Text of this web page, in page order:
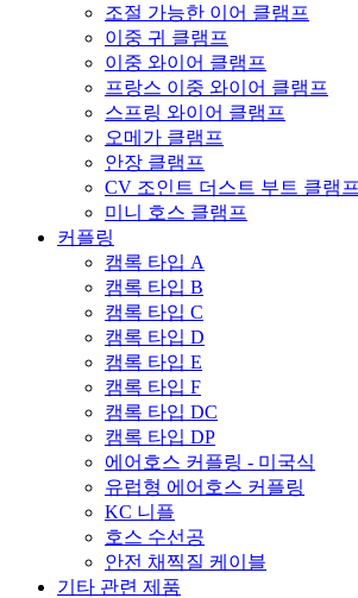
조절 가능한 이어 클램프
이중 귀 클램프
이중 와이어 클램프
프랑스 이중 와이어 클램프
스프링 와이어 클램프
오메가 클램프
안장 클램프
CV 조인트 더스트 부트 클램프
미니 호스 클램프
커플링
캠록 타입 A
캠록 타입 B
캠록 타입 C
캠록 타입 D
캠록 타입 E
캠록 타입 F
캠록 타입 DC
캠록 타입 DP
에어호스 커플링 - 미국식
유럽형 에어호스 커플링
KC 니플
호스 수선공
안전 채찍질 케이블
기타 관련 제품